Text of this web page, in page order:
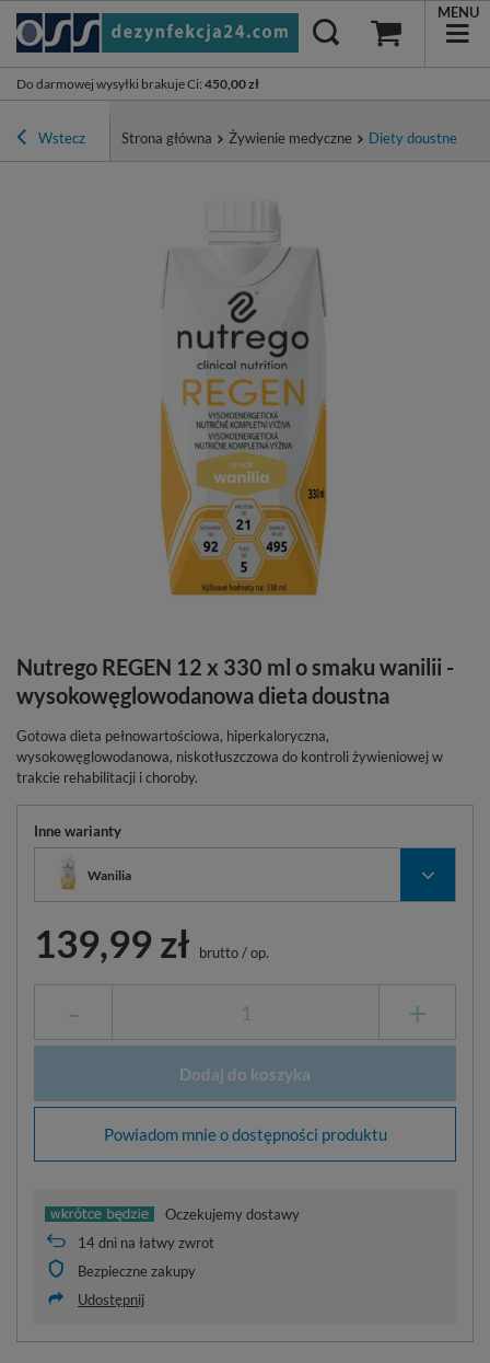
Do darmowej wysyłki brakuje Ci: 450,00 zł
MENU
Wstecz Strona główna Żywienie medyczne Diety doustne
Nutrego REGEN 12 x 330 ml o smaku wanilii -
wysokowęglowodanowa dieta doustna
Gotowa dieta pełnowartościowa, hiperkaloryczna,
wysokowęglowodanowa, niskotłuszczowa do kontroli żywieniowej w
trakcie rehabilitacji i choroby.
Inne warianty
Wanilia
139,99 zł brutto/op.
- +
Dodaj do koszyka
Powiadom mnie o dostępności produktu
Oczekujemy dostawy
14dni na łatwy zwrot
Bezpieczne zakupy
Udostępnij